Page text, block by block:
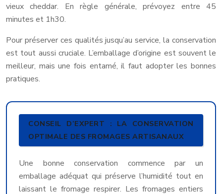
vieux cheddar. En règle générale, prévoyez entre 45
minutes et 1h30.
Pour préserver ces qualités jusqu’au service, la conservation
est tout aussi cruciale. L’emballage d’origine est souvent le
meilleur, mais une fois entamé, il faut adopter les bonnes
pratiques.
CONSEIL D’EXPERT : LA CONSERVATION
OPTIMALE DES FROMAGES ARTISANAUX
Une bonne conservation commence par un
emballage adéquat qui préserve l’humidité tout en
laissant le fromage respirer. Les fromages entiers